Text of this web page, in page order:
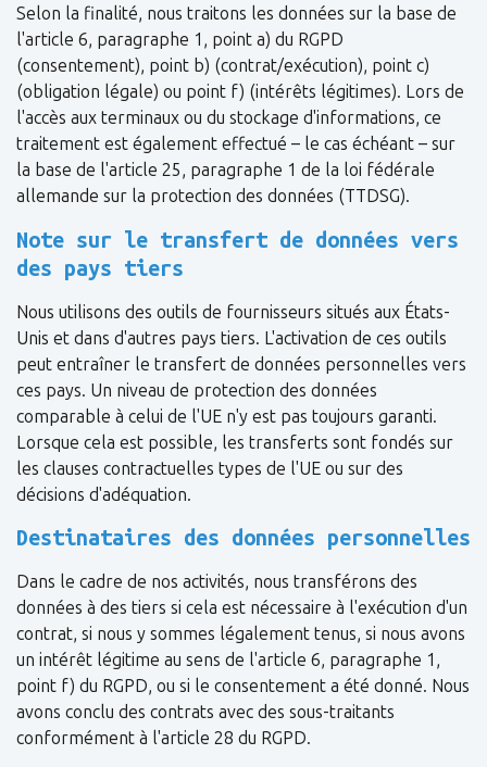
Selon la finalité, nous traitons les données sur la base de
l'article 6, paragraphe 1, point a) du RGPD
(consentement), point b) (contrat/exécution), point c)
(obligation légale) ou point f) (intérêts légitimes). Lors de
l'accès aux terminaux ou du stockage d'informations, ce
traitement est également effectué – le cas échéant – sur
la base de l'article 25, paragraphe 1 de la loi fédérale
allemande sur la protection des données (TTDSG).
Note sur le transfert de données vers
des pays tiers
Nous utilisons des outils de fournisseurs situés aux États-
Unis et dans d'autres pays tiers. L'activation de ces outils
peut entraîner le transfert de données personnelles vers
ces pays. Un niveau de protection des données
comparable à celui de l'UE n'y est pas toujours garanti.
Lorsque cela est possible, les transferts sont fondés sur
les clauses contractuelles types de l'UE ou sur des
décisions d'adéquation.
Destinataires des données personnelles
Dans le cadre de nos activités, nous transférons des
données à des tiers si cela est nécessaire à l'exécution d'un
contrat, si nous y sommes légalement tenus, si nous avons
un intérêt légitime au sens de l'article 6, paragraphe 1,
point f) du RGPD, ou si le consentement a été donné. Nous
avons conclu des contrats avec des sous-traitants
conformément à l'article 28 du RGPD.